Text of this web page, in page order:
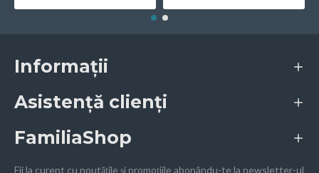
Informații
Asistență clienți
FamiliaShop
Fii la curent cu noutățile și promoțiile abonându-te la newsletter-ul